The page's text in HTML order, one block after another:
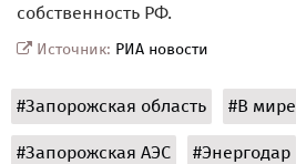
собственность РФ.
Источник: РИА новости
#Запорожская область #В мире
#Запорожская АЭС #Энергодар